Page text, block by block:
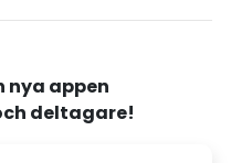
nya appen
deltagare!